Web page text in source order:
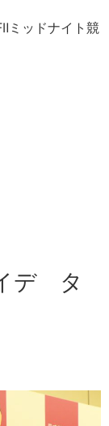
ミッドナイト競
タ